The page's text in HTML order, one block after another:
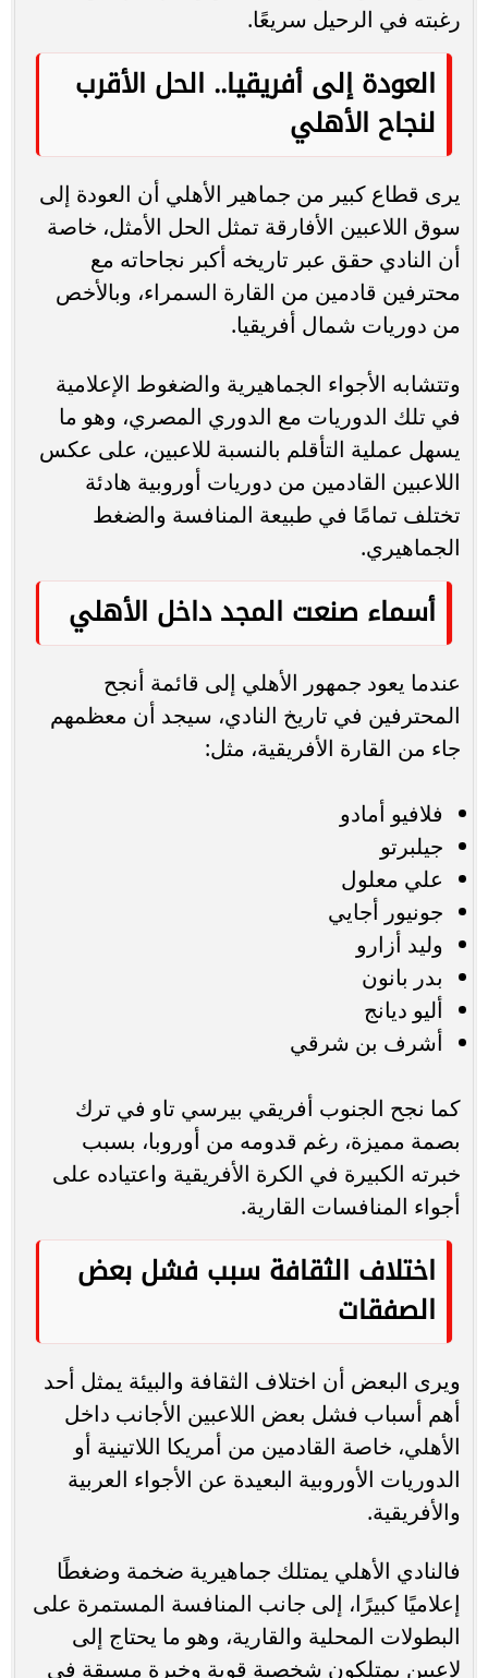
رغبته في الرحيل سريعًا.
العودة إلى أفريقيا.. الحل الأقرب
لنجاح الأهلي
يرى قطاع كبير من جماهير الأهلي أن العودة إلى
سوق اللاعبين الأفارقة تمثل الحل الأمثل، خاصة
أن النادي حقق عبر تاريخه أكبر نجاحاته مع
محترفين قادمين من القارة السمراء، وبالأخص
من دوريات شمال أفريقيا.
وتتشابه الأجواء الجماهيرية والضغوط الإعلامية
في تلك الدوريات مع الدوري المصري، وهو ما
يسهل عملية التأقلم بالنسبة للاعبين، على عكس
اللاعبين القادمين من دوريات أوروبية هادئة
تختلف تمامًا في طبيعة المنافسة والضغط
الجماهيري.
أسماء صنعت المجد داخل الأهلي
عندما يعود جمهور الأهلي إلى قائمة أنجح
المحترفين في تاريخ النادي، سيجد أن معظمهم
جاء من القارة الأفريقية، مثل:
فلافيو أمادو
جيلبرتو
علي معلول
جونيور أجايي
وليد أزارو
بدر بانون
أليو ديانج
أشرف بن شرقي
كما نجح الجنوب أفريقي بيرسي تاو في ترك
بصمة مميزة، رغم قدومه من أوروبا، بسبب
خبرته الكبيرة في الكرة الأفريقية واعتياده على
أجواء المنافسات القارية.
اختلاف الثقافة سبب فشل بعض
الصفقات
ويرى البعض أن اختلاف الثقافة والبيئة يمثل أحد
أهم أسباب فشل بعض اللاعبين الأجانب داخل
الأهلي، خاصة القادمين من أمريكا اللاتينية أو
الدوريات الأوروبية البعيدة عن الأجواء العربية
والأفريقية.
فالنادي الأهلي يمتلك جماهيرية ضخمة وضغطًا
إعلاميًا كبيرًا، إلى جانب المنافسة المستمرة على
البطولات المحلية والقارية، وهو ما يحتاج إلى
لاعبين يمتلكون شخصية قوية وخبرة مسبقة في